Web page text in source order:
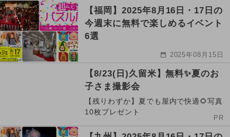
【福岡】2025年8月16日・17日の
今週末に無料で楽しめるイベント
6選
2025年08月15日
【8/23(日)久留米】無料✨夏のお
子さま撮影会
【残りわずか】夏でも屋内で快適🌻写真
10枚プレゼント
PR